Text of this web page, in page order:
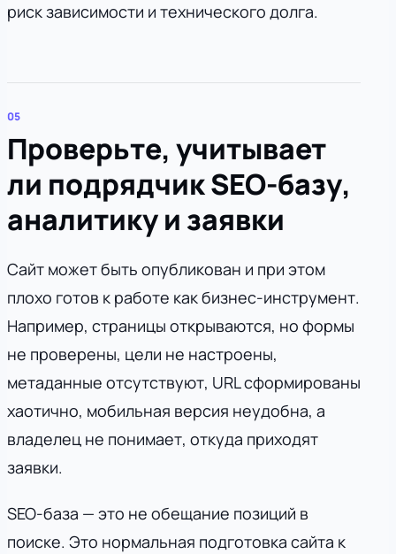
риск зависимости и технического долга.
Проверьте, учитывает
ли подрядчик SEO-базу,
аналитику и заявки
Сайт может быть опубликован и при этом
плохо готов к работе как бизнес-инструмент.
Например, страницы открываются, но формы
не проверены, цели не настроены,
метаданные отсутствуют, URL сформированы
хаотично, мобильная версия неудобна, а
владелец не понимает, откуда приходят
заявки.
SEO-база — это не обещание позиций в
поиске. Это нормальная подготовка сайта к